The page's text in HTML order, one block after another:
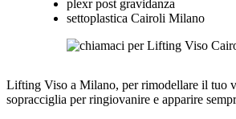
plexr post gravidanza
settoplastica Cairoli Milano
Lifting Viso a Milano, per rimodellare il tuo
sopracciglia per ringiovanire e apparire